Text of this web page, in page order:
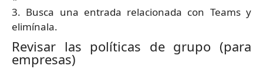
3. Busca una entrada relacionada con Teams y
elimínala.
Revisar las políticas de grupo (para
empresas)